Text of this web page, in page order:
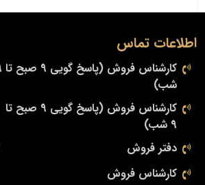
اطلاعات تماس
کارشناس
شب)
کارشناس فروش (پاسخ گویی 9 صبح تا
9 شب)
دفتر فروش
کارشناس فروش